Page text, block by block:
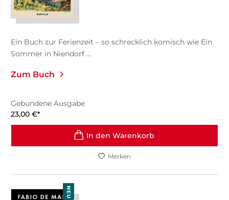
Ein Buch zur Ferienzeit – so schrecklich komisch wie Ein
Sommer in Niendorf ...
Zum Buch
Gebundene Ausgabe
23,00 €*
In den Warenkorb
Merken
NEU